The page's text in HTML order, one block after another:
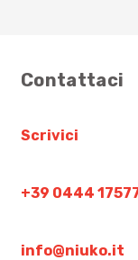
Contattaci
Scrivici
+39 0444
info@niuko.it